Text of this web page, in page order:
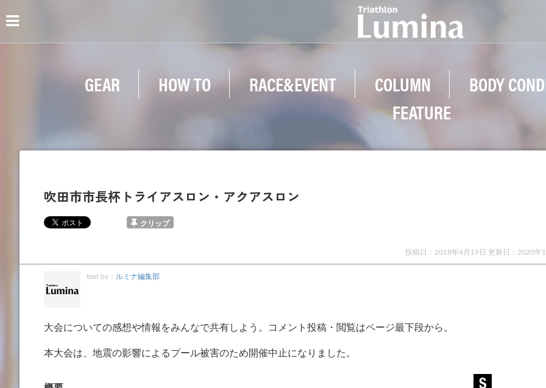
GEAR HOW TO RACE&EVENT COLUMN
BODY
FEATURE
吹田市市長杯トライアスロン・アクアスロン
クリップ
投稿日：2018年4月19日 更新日： 2020年
text by： ルミナ編集部
大会についての感想や情報をみんなで共有しよう。コメント投稿・閲覧はページ最下段から。
本大会は、地震の影響によるプール被害のため開催中止になりました。